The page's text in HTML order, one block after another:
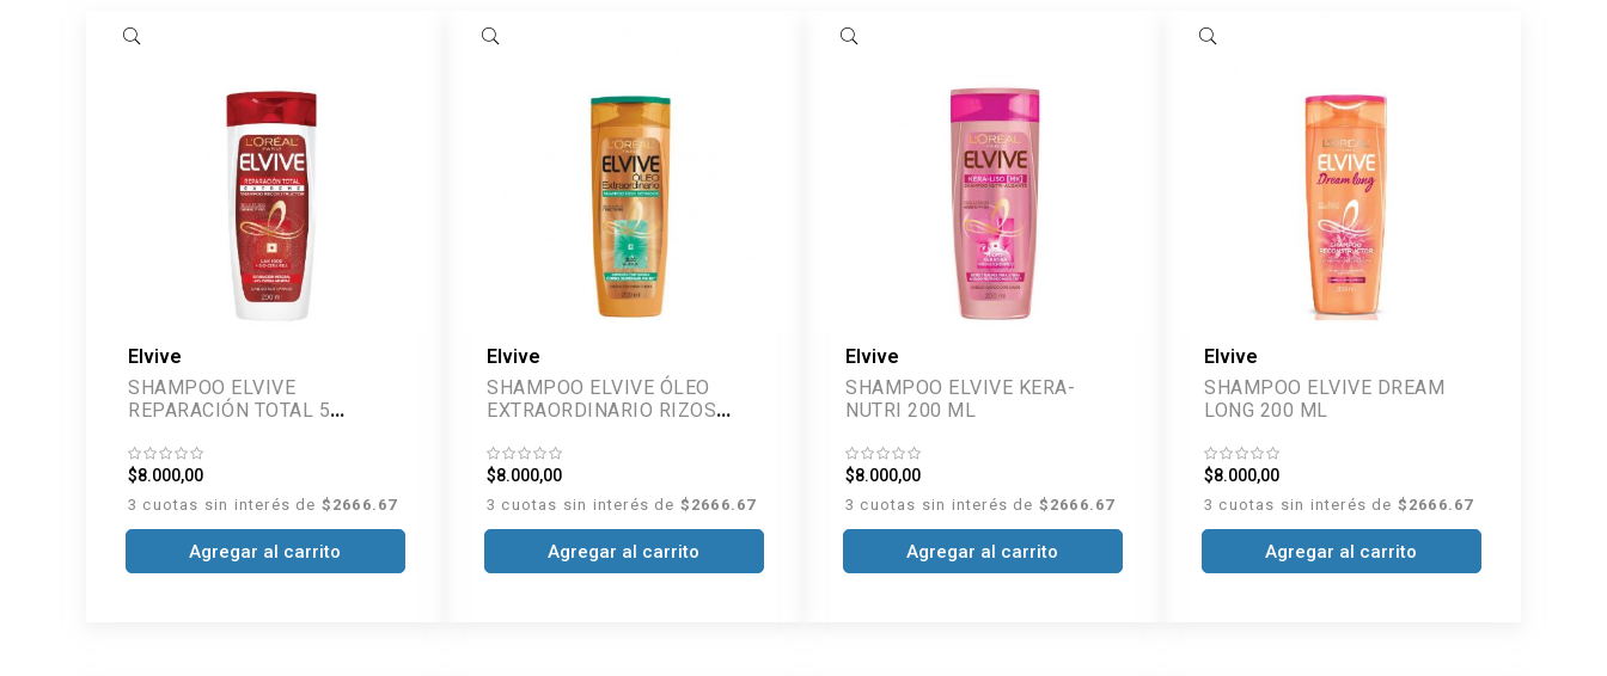
Elvive
SHAMPOO ELVIVE
REPARACIÓN TOTAL 5
$8.000,00
3 cuotas sin interés de $2666.67
Agregar al carrito
Elvive
SHAMPOO ELVIVE ÓLEO
EXTRAORDINARIO RIZOS
$8.000,00
3 cuotas sin interés de $2666.67
Agregar al carrito
Elvive
SHAMPOO ELVIVE KERA-
NUTRI 200 ML
$8.000,00
3 cuotas sin interés de $2666.67
Agregar al carrito
Elvive
SHAMPOO ELVIVE DREAM
LONG 200 ML
$8.000,00
3 cuotas sin interés de $2666.67
Agregar al carrito